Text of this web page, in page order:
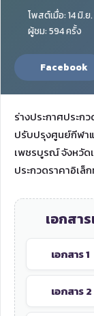
โพสต์เมื่อ: 14 มิ.ย
ผู้ชม: 594 ครั้ง
Facebook
ร่างประกาศประก
ปรับปรุงศูนย์กีฬา
เพชรบูรณ์ จังหวัด
ประกวดราคาอิเ
เอกสา
เอกสาร 1
เอกสาร 2